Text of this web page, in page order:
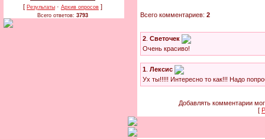
[ Результаты · Архив опросов ]
Всего ответов: 3793 Всего комментариев: 2
2 Светочек
Очень красиво!
1 Лексис
Ух ты!!!!! Интересно то как!!! Надо
Добавлять комментарии
[